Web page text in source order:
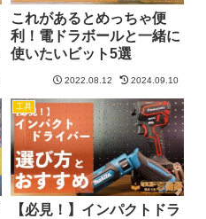
これがあるとめっちゃ便
利！電ドラボールと一緒に
使いたいビット5選
2022.08.12 2024.09.10
工具
【必見！】インパクトドラ